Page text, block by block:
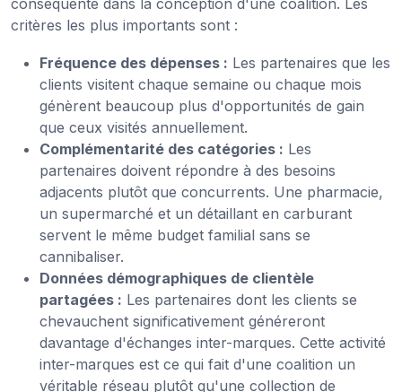
critères les plus importants sont :
Fréquence des dépenses : Les partenaires que les
clients visitent chaque semaine ou chaque mois
génèrent beaucoup plus d'opportunités de gain
que ceux visités annuellement.
Complémentarité des catégories : Les
partenaires doivent répondre à des besoins
adjacents plutôt que concurrents. Une pharmacie,
un supermarché et un détaillant en carburant
servent le même budget familial sans se
cannibaliser.
Données démographiques de clientèle
partagées : Les partenaires dont les clients se
chevauchent significativement généreront
davantage d'échanges inter-marques. Cette activité
inter-marques est ce qui fait d'une coalition un
véritable réseau plutôt qu'une collection de